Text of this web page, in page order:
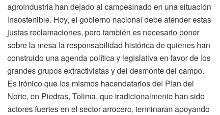
agroindustria han dejado al campesinado en una situación
insostenible. Hoy, el gobierno nacional debe atender estas
justas reclamaciones, pero también es necesario poner
sobre la mesa la responsabilidad histórica de quienes han
construido una agenda política y legislativa en favor de los
grandes grupos extractivistas y del desmonte del campo.
Es irónico que los mismos hacendatarios del Plan del
Norte, en Piedras, Tolima, que tradicionalmente han sido
actores fuertes en el sector arrocero, terminaran apoyando